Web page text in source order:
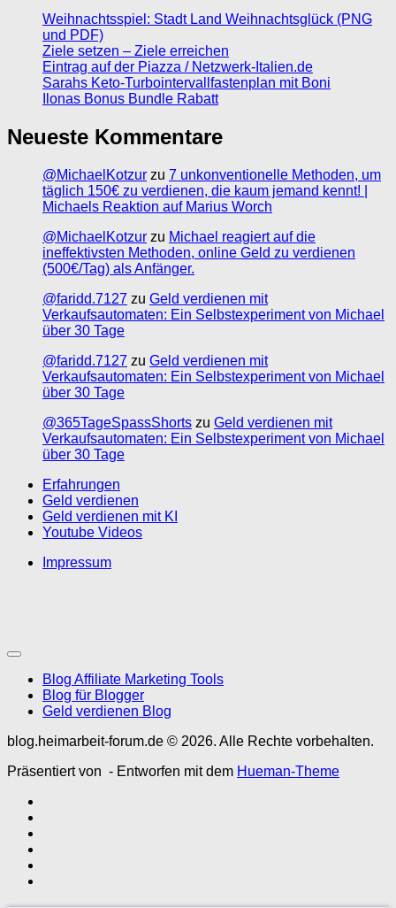
Weihnachtsspiel: Stadt Land Weihnachtsglück (PNG
und PDF)
Ziele setzen – Ziele erreichen
Eintrag auf der Piazza / Netzwerk-Italien.de
Sarahs Keto-Turbointervallfastenplan mit Boni
Ilonas Bonus Bundle Rabatt
Neueste Kommentare
@MichaelKotzur zu 7 unkonventionelle Methoden, um
täglich 150€ zu verdienen, die kaum jemand kennt! |
Michaels Reaktion auf Marius Worch
@MichaelKotzur zu Michael reagiert auf die
ineffektivsten Methoden, online Geld zu verdienen
(500€/Tag) als Anfänger.
@faridd.7127 zu Geld verdienen mit
Verkaufsautomaten: Ein Selbstexperiment von Michael
über 30 Tage
@faridd.7127 zu Geld verdienen mit
Verkaufsautomaten: Ein Selbstexperiment von Michael
über 30 Tage
@365TageSpassShorts zu Geld verdienen mit
Verkaufsautomaten: Ein Selbstexperiment von Michael
über 30 Tage
Erfahrungen
Geld verdienen
Geld verdienen mit KI
Youtube Videos
Impressum
Blog Affiliate Marketing Tools
Blog für Blogger
Geld verdienen Blog
blog.heimarbeit-forum.de © 2026. Alle Rechte vorbehalten.
Präsentiert von - Entworfen mit dem Hueman-Theme